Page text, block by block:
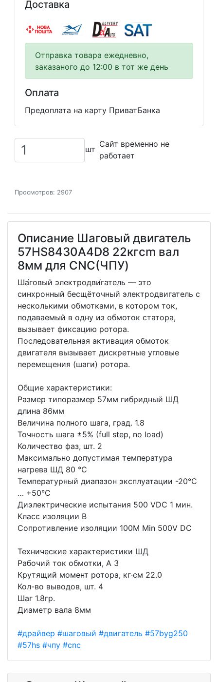
Доставка
Отправка товара ежедневно,
заказаного до 12:00 в тот же день
Оплата
Предоплата на карту ПриватБанка
шт
Сайт временно не
работает
Просмотров: 2907
Описание Шаговый двигатель
57HS8430A4D8 22кгcm вал
8мм для CNC(ЧПУ)
Ша́говый электродви́гатель — это
синхронный бесщёточный электродвигатель с
несколькими обмотками, в котором ток,
подаваемый в одну из обмоток статора,
вызывает фиксацию ротора.
Последовательная активация обмоток
двигателя вызывает дискретные угловые
перемещения (шаги) ротора.
Общие характеристики:
Размер типоразмер 57мм гибридный ШД
длина 86мм
Величина полного шага, град. 1.8
Точность шага ±5% (full step, no load)
Количество фаз, шт. 2
Максимально допустимая температура
нагрева ШД 80 °С
Температурный диапазон эксплуатации -20°С
… +50°С
Диэлектрические испытания 500 VDС 1 мин.
Класс изоляции В
Сопротивление изоляции 100М Min 500V DC
Технические характеристики ШД
Рабочий ток обмотки, А 3
Крутящий момент ротора, кг·см 22.0
Кол-во выводов, шт. 4
Шаг 1.8гр.
Диаметр вала 8мм
#драйвер #шаговый #двигатель #57byg250
#57hs #чпу #cnc